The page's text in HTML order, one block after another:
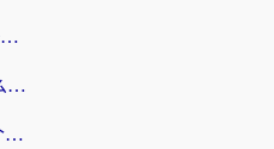
海外党必看：云极和KanCN好用吗？3招教你选对回国加速器（附免费VPN避坑指南）
海外党必看：国内下载vpn怎么选？教你无缝访问国内资源的实用指南
Quickback和极速穿梭VPN哪个好？海外党亲测3招选对回国加速器，看这篇就够了